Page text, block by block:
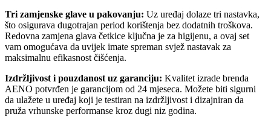
Tri zamjenske glave u pakovanju: Uz uređaj dolaze tri nastavka,
što osigurava dugotrajan period korištenja bez dodatnih troškova.
Redovna zamjena glava četkice ključna je za higijenu, a ovaj set
vam omogućava da uvijek imate spreman svjež nastavak za
maksimalnu efikasnost čišćenja.
Izdržljivost i pouzdanost uz garanciju: Kvalitet izrade brenda
AENO potvrđen je garancijom od 24 mjeseca. Možete biti sigurni
da ulažete u uređaj koji je testiran na izdržljivost i dizajniran da
pruža vrhunske performanse kroz dugi niz godina.